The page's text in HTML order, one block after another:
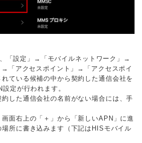
「設定」→「モバイルネットワーク」→
→「アクセスポイント」→「アクセスポイ
ている候補の中から契約した通信会社を
定が行われます。
した通信会社の名前がない場合には、手
画面右上の「＋」から「新しいAPN」に進
所に書き込みます（下記はHISモバイル